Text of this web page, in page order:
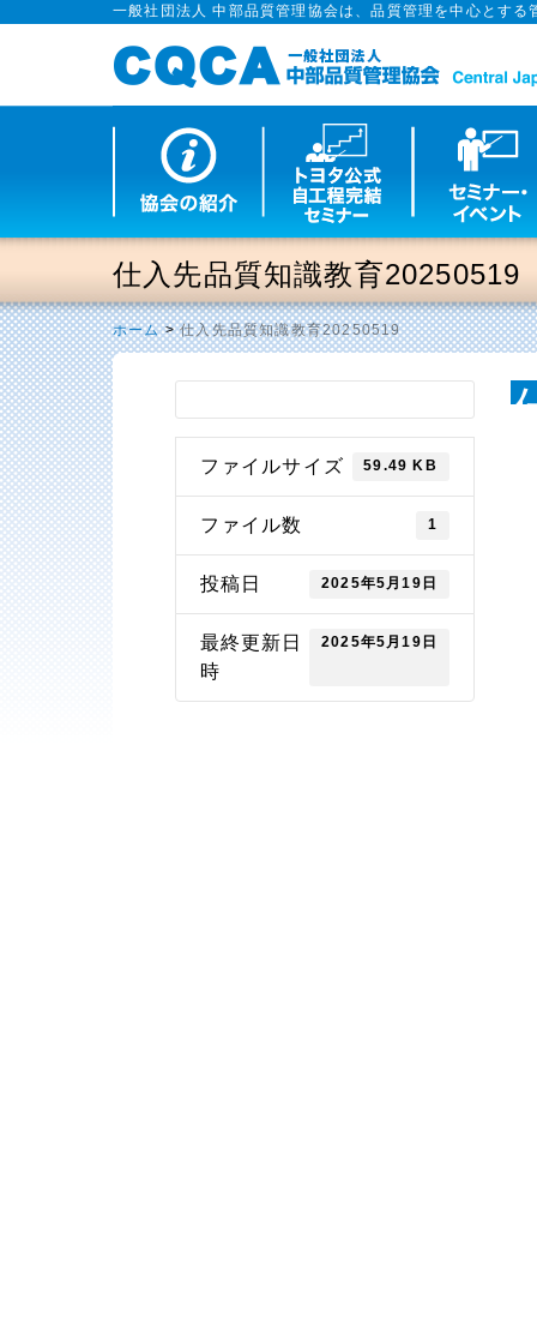
一般社団法人 中部品質管理協会は、品質管理を中心とす
仕入先品質知識教育20250519
ホーム>仕入先品質知識教育20250519
ファイルサイズ 59.49 KB
ファイル数 1
投稿日 2025年5月19日
最終更新日
時
2025年5月19日